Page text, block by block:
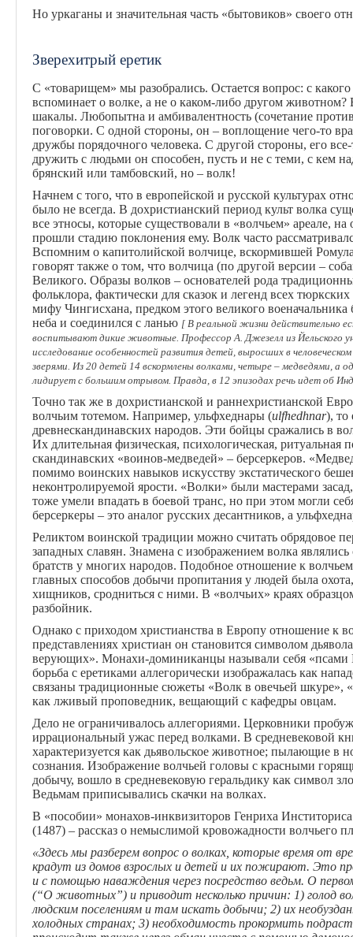
Но уркаганы и значительная часть «бытовиков» своего
Зверехитрый еретик
С «товарищем» мы разобрались. Остается вопрос: с
вспоминает о волке, а не о каком-либо другом животном?
шакалы. Любопытна и амбивалентность (сочетание
поговорки. С одной стороны, он – воплощение чего-то
дружбы порядочного человека. С другой стороны, его
дружить с людьми он способен, пусть и не с теми, с кем
брянский или тамбовский, но – волк!
Начнем с того, что в европейской и русской культурах
было не всегда. В дохристианский период культ волка
все этносы, которые существовали в «волчьем» ареале,
прошли стадию поклонения ему. Волк часто
Вспомним о капитолийской волчице, вскормившей
говорят также о том, что волчица (по другой версии –
Великого. Образы волков – основателей рода
фольклора, фактически для сказок и легенд всех
мифу Чингисхана, предком этого великого
неба и соединился с ланью [ В реальной жизни действительно
воспитывают дикие животные. Профессор А. Джезелл из Йельского
исследование особенностей развития детей, выросших в
зверями. Из 20 детей 14 вскормлены волками, четыре – медведями, а
лидирует с большим отрывом. Правда, в 12 эпизодах речь идет об
Точно так же в дохристианской и раннехристианской
волчьим тотемом. Например, ульфхеднары (ulfhedhnar), то
древнескандинавских народов. Эти бойцы сражались в
Их длительная физическая, психологическая, ритуальная
скандинавских «воинов-медведей» – берсеркеров.
помимо воинских навыков искусству экстатического
неконтролируемой ярости. «Волки» были мастерами
тоже умели впадать в боевой транс, но при этом могли
берсеркеры – это аналог русских десантников, а
Реликтом воинской традиции можно считать обрядовое
западных славян. Знамена с изображением волка
братств у многих народов. Подобное отношение к
главных способов добычи пропитания у людей была
хищников, сродниться с ними. В «волчьих» краях
разбойник.
Однако с приходом христианства в Европу отношение к
представлениях христиан он становится символом
верующих». Монахи-доминиканцы называли себя «псами
борьба с еретиками аллегорически изображалась как
связаны традиционные сюжеты «Волк в овечьей шкуре»,
как лживый проповедник, вещающий с кафедры овцам.
Дело не ограничивалось аллегориями. Церковники
иррациональный ужас перед волками. В средневековой
характеризуется как дьявольское животное; пылающие в
сознания. Изображение волчьей головы с красными
добычу, вошло в средневековую геральдику как символ
Ведьмам приписывались скачки на волках.
В «пособии» монахов-инквизиторов Генриха
(1487) – рассказ о немыслимой кровожадности волчьего
«Здесь мы разберем вопрос о волках, которые время от
крадут из домов взрослых и детей и их пожирают. Это
и с помощью наваждения через посредство ведьм. О
(“О животных”) и приводит несколько причин: 1) голод
людским поселениям и там искать добычи; 2) их
холодных странах; 3) необходимость прокормить